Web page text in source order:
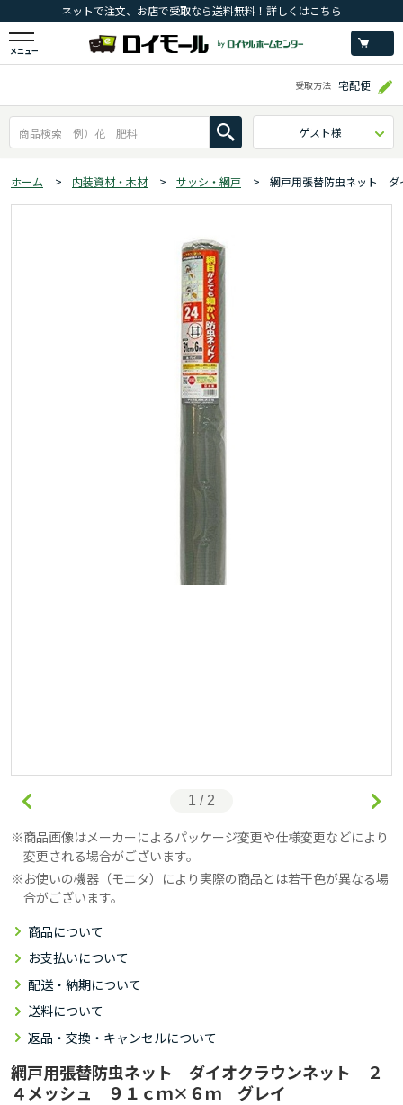
ネットで注文、お店で受取なら送料無料！詳しくはこちら
メニュー
受取方法 宅配便
ゲスト様
ホーム > 内装資材・木材 > サッシ・網戸 > 網戸用張替防虫ネット
1 / 2
商品画像はメーカーによるパッケージ変更や仕様変更などにより
変更される場合がございます。
お使いの機器（モニタ）により実際の商品とは若干色が異なる場
合がございます。
商品について
お支払いについて
配送・納期について
送料について
返品・交換・キャンセルについて
網戸用張替防虫ネット ダイオクラウンネット ２
４メッシュ ９１ｃｍ×６ｍ グレイ